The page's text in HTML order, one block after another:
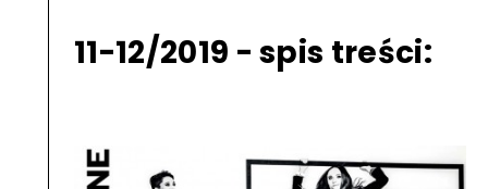
11-12/2019 - spis treści: